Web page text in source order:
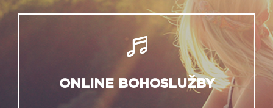
ONLINE BOHOSLUŽBY